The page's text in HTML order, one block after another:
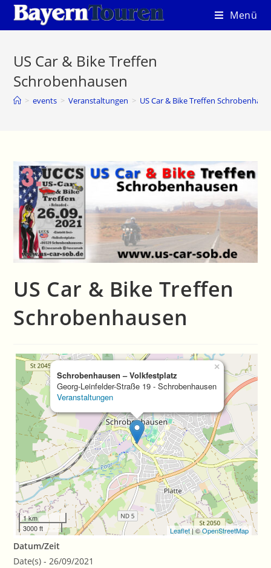
Zum
Inhalt
Menü
US Car & Bike Treffen
Schrobenhausen
> events > Veranstaltungen > US Car & Bike Treffen
US Car & Bike Treffen
Schrobenhausen
Schrobenhausen – Volkfestplatz
Georg-Leinfelder-Straße 19 - Schrobenhausen
Veranstaltungen
×
1 km
3000 ft
Leaflet| ©OpenStreetMap
Datum/Zeit
Date(s) - 26/09/2021